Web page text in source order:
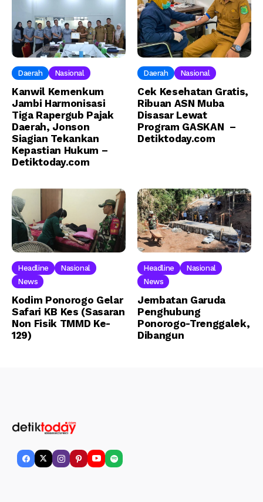
Daerah Nasional
Kanwil Kemenkum
Jambi Harmonisasi
Tiga Rapergub Pajak
Daerah, Jonson
Siagian Tekankan
Kepastian Hukum –
Detiktoday.com
Daerah Nasional
Cek Kesehatan Gratis,
Ribuan ASN Muba
Disasar Lewat
Program GASKAN –
Detiktoday.com
Headline
Nasional
News
Kodim Ponorogo Gelar
Safari KB Kes (Sasaran
Non Fisik TMMD Ke-
129)
Headline
Nasional
News
Jembatan Garuda
Penghubung
Ponorogo-Trenggalek,
Dibangun